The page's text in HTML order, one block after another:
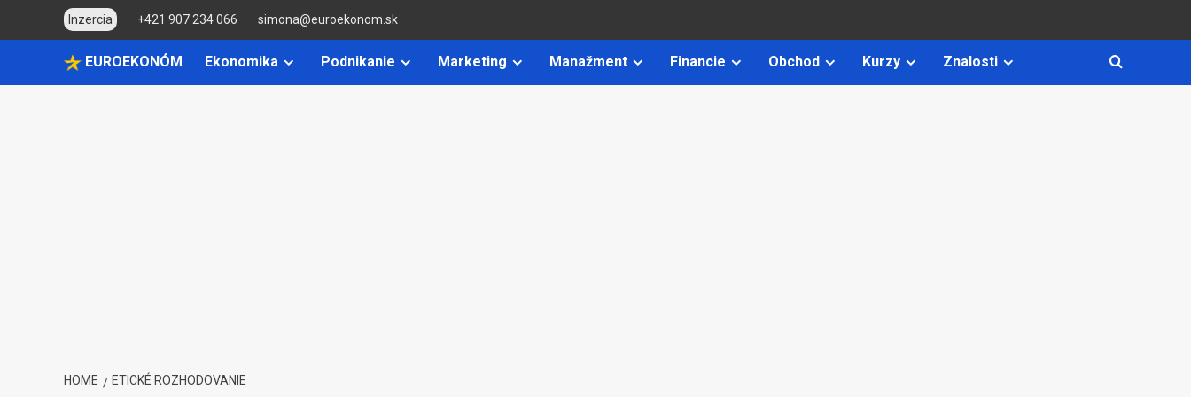
Inzercia +421 907 234 066 simona@euroekonom.sk
EUROEKONÓM Ekonomika Podnikanie Marketing Manažment Financie Obchod Kurzy Znalosti
HOME ETICKÉ ROZHODOVANIE